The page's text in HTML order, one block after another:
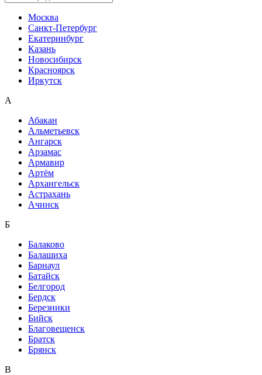
Москва
Санкт-Петербург
Екатеринбург
Казань
Новосибирск
Красноярск
Иркутск
А
Абакан
Альметьевск
Ангарск
Арзамас
Армавир
Артём
Архангельск
Астрахань
Ачинск
Б
Балаково
Балашиха
Барнаул
Батайск
Белгород
Бердск
Березники
Бийск
Благовещенск
Братск
Брянск
В